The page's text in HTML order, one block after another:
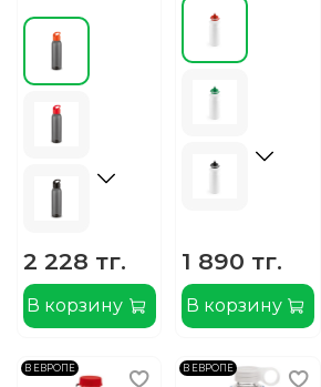
2 228 тг.
В корзину
1 890 тг.
В корзину
В ЕВРОПЕ В ЕВРОПЕ